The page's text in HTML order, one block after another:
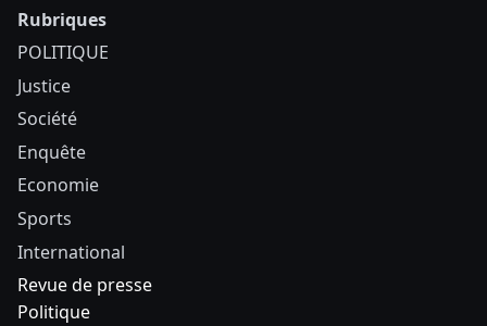
Rubriques
POLITIQUE
Justice
Société
Enquête
Economie
Sports
International
Revue de presse
Politique